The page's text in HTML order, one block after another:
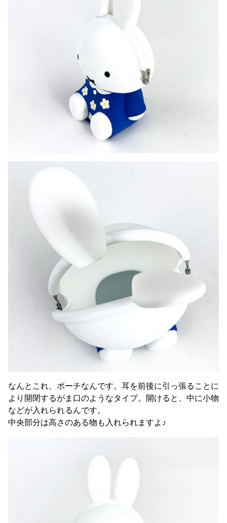
なんとこれ、ポーチなんです。耳を前後に引っ張ることに
より開閉するがま口のようなタイプ。開けると、中に小物
などが入れられるんです。
中央部分は高さのある物も入れられますよ♪